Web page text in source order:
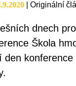
Originální
dnech
Škola
den